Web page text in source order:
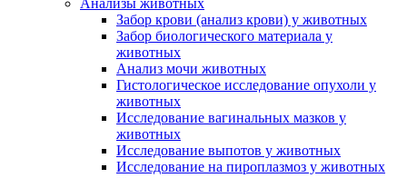
Анализы животных
Забор крови (анализ крови) у животных
Забор биологического материала у
животных
Анализ мочи животных
Гистологическое исследование опухоли у
животных
Исследование вагинальных мазков у
животных
Исследование выпотов у животных
Исследование на пироплазмоз у животных